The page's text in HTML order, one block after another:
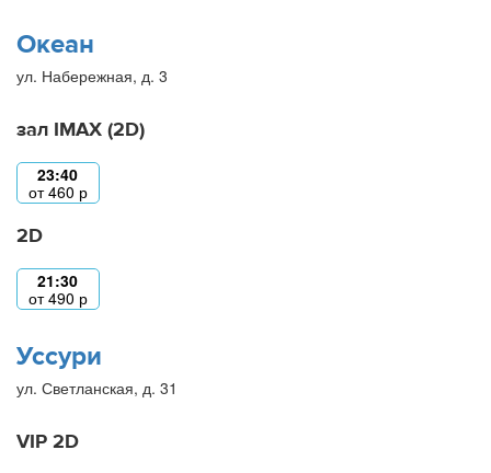
Океан
ул. Набережная, д. 3
зал IMAX (2D)
23:40
от460 р
2D
21:30
от490 р
Уссури
ул. Светланская, д. 31
VIP 2D